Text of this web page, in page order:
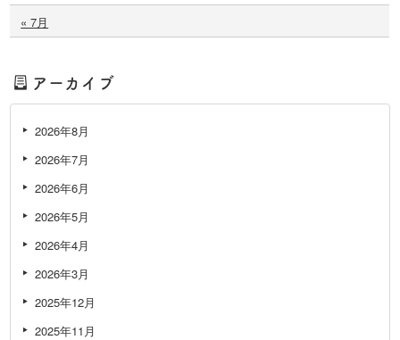
« 7月
アーカイブ
2026年8月
2026年7月
2026年6月
2026年5月
2026年4月
2026年3月
2025年12月
2025年11月